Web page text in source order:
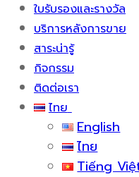
ใบรับรองและรางวัล
บริการหลังการขาย
สาระน่ารู้
กิจกรรม
ติดต่อเรา
ไทย
English
ไทย
Tiếng